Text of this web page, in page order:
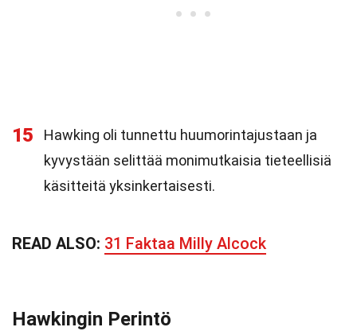
15
Hawking oli tunnettu huumorintajustaan ja
kyvystään selittää monimutkaisia tieteellisiä
käsitteitä yksinkertaisesti.
READ ALSO: 31 Faktaa Milly Alcock
Hawkingin Perintö